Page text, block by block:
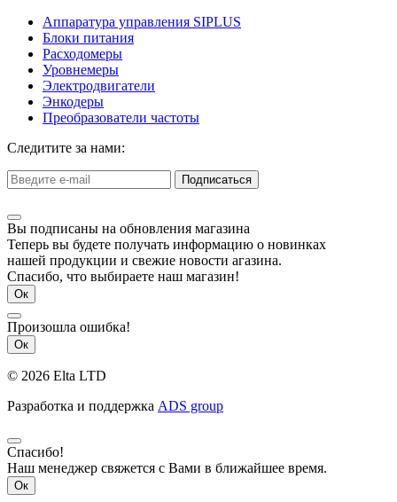
Аппаратура управления SIPLUS
Блоки питания
Расходомеры
Уровнемеры
Электродвигатели
Энкодеры
Преобразователи частоты
Следитите за нами:
Подписаться
Вы подписаны на обновления магазина
Теперь вы будете получать информацию о новинках
нашей продукции и свежие новости агазина.
Спасибо, что выбираете наш магазин!
Ок
Произошла ошибка!
Ок
© 2026 Elta LTD
Разработка и поддержка ADS group
Спасибо!
Наш менеджер свяжется с Вами в ближайшее время.
Ок